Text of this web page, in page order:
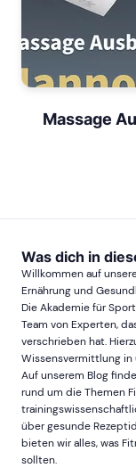
Massage
Was dich in
Willkommen auf
Ernährung und
Die Akademie für
Team von Experten,
verschrieben hat.
Wissensvermittlung in
Auf unserem Blog
rund um die Themen
über gesunde
bieten wir alles, was
sollten.